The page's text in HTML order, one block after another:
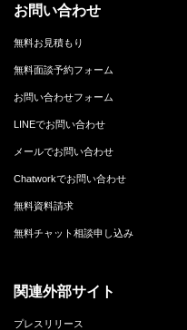
お問い合わせ
無料お見積もり
無料面談予約フォーム
お問い合わせフォーム
LINEでお問い合わせ
メールでお問い合わせ
Chatworkでお問い合わせ
無料資料請求
無料チャット相談申し込み
関連外部サイト
プレスリリース